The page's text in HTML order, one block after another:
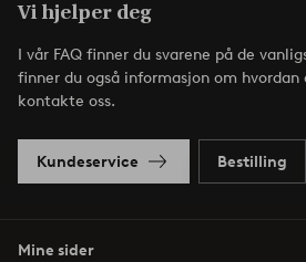
Vi hjelper deg
I vår FAQ finner du svarene på de
finner du også informasjon om hvordan
kontakte oss.
Kundeservice Bestilling
Mine sider